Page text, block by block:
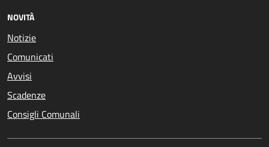
NOVITÀ
Notizie
Comunicati
Avvisi
Scadenze
Consigli Comunali